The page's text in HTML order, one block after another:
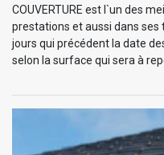
COUVERTURE est l`un des
prestations et aussi dans ses
jours qui précédent la date
selon la surface qui sera à